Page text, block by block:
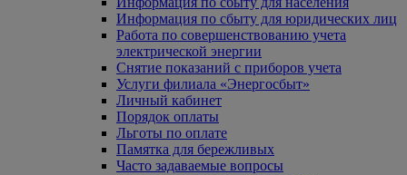
Информация по сбыту для юридических лиц
Работа по совершенствованию учета
электрической энергии
Снятие показаний с приборов учета
Услуги филиала «Энергосбыт»
Личный кабинет
Порядок оплаты
Льготы по оплате
Памятка для бережливых
Часто задаваемые вопросы